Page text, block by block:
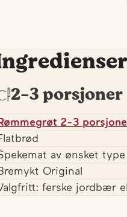
2-3 porsjoner
2-3
av ønsket type
Original
ferske jordbær